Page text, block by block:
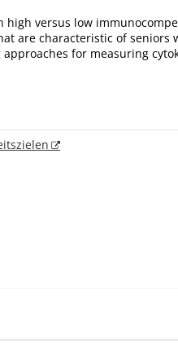
versus low
are characteristic of seniors
for measuring